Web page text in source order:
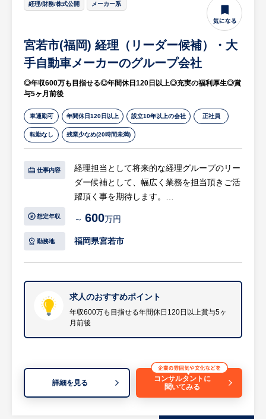
【求人担当コメント】
日本有数の自動車メーカーの生産製造設備の
メンテナンスや工事を中心に、安全・安心・
円滑な作業で実施し、日本の製造業の発展に
貢献してきた企業です。社員と外注業者が一
緒になって働いています。それぞれが自分の
す。こだわりの強いメンバーもいますが、仕
事を完遂するために真面目に取り組んでお
り、業務が完了した時は全員で喜びを分かち
合える職場です。
経理/財務/株式公開 メーカー系
宮若市(福岡) 経理（リーダー候補）・大
手自動車メーカーのグループ会社
◎年収600万も目指せる◎年間休日120日以上◎充実の福利厚生◎賞
与5ヶ月前後
車通勤可 年間休日120日以上 設立10年以上の会社 正社員
転勤なし 残業少なめ(20時間未満)
仕事内容
経理担当として将来的な経理グループのリー
ダー候補として、幅広く業務を担当頂きご活
躍頂く事を期待します。
【具体的には…】
・経理業務全般
・固定資産管理
・原価計算／出納業務／監査対応
等
※組織構成6名。（室長、主任、担当、庶
※原価管理、出納などは専任の担当者がいる
ため、メインは決算業務を中心に対応頂く事
を期待しています。
想定年収 ～ 600万円
勤務地 福岡県宮若市
求人のおすすめポイント
年収600万も目指せる年間休日120日以上賞与5ヶ
月前後
詳細を見る
コンサルタントに
聞いてみる